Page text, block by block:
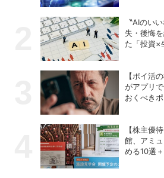
〝AIのい
失・後悔
た「投資×
【ポイ活
がアプリ
おくべき
【株主優
館、アミ
める10選